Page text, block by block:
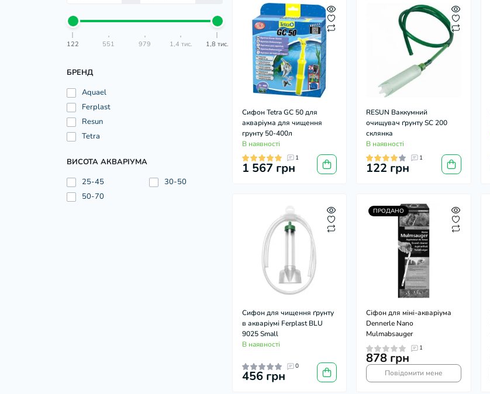
122 551 979 1,4 тис. 1,8 тис.
БРЕНД
Aquael
Ferplast
Resun
Tetra
ВИСОТА АКВАРІУМА
25-45
30-50
50-70
Сифон Tetra GC 50 для
акваріума для чищення
грунту 50-400л
В наявності
1
1 567 грн
RESUN Ваккумний
очищувач ґрунту SC 200
склянка
В наявності
1
122 грн
Сифон для чищення ґрунту
в акваріумі Ferplast BLU
9025 Small
В наявності
0
456 грн
ПРОДАНО
Сіфон для міні-акваріума
Dennerle Nano
Mulmabsauger
1
878 грн
Повідомити мене